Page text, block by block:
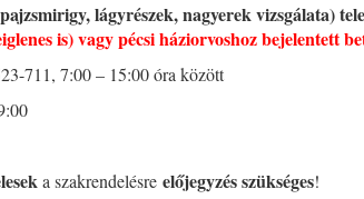
lágyrészek, nagyerek vizsgálata)
is) vagy pécsi háziorvoshoz bejelentett
711, 7:00 – 15:00 óra között
a szakrendelésre előjegyzés szükséges!